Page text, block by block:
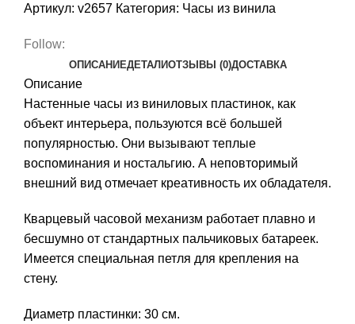
Артикул: v2657 Категория: Часы из винила
Follow:
ОПИСАНИЕДЕТАЛИОТЗЫВЫ (0)ДОСТАВКА
Описание
Настенные часы из виниловых пластинок, как
объект интерьера, пользуются всё большей
популярностью. Они вызывают теплые
воспоминания и ностальгию. А неповторимый
внешний вид отмечает креативность их обладателя.
Кварцевый часовой механизм работает плавно и
бесшумно от стандартных пальчиковых батареек.
Имеется специальная петля для крепления на
стену.
Диаметр пластинки: 30 см.